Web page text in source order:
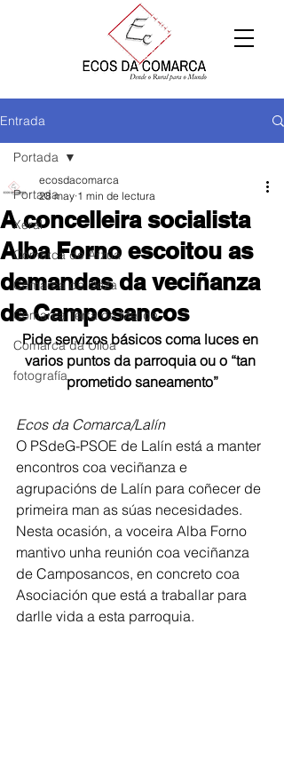
Entrada
Portada
Xeral
Comarca de Arzúa
Comarca de Deza
Comarca Terra de Melide
Comarca da Ulloa
fotografía
Portada
A concelleira socialista
Alba Forno escoitou as
demandas da veciñanza
de Camposancos
ecosdacomarca
28 may 1 min de lectura
Pide servizos básicos coma luces en
varios puntos da parroquia ou o “tan
prometido saneamento”
Ecos da Comarca/Lalín
O PSdeG-PSOE de Lalín está a manter
encontros coa veciñanza e
agrupacións de Lalín para coñecer de
primeira man as súas necesidades.
Nesta ocasión, a voceira Alba Forno
mantivo unha reunión coa veciñanza
de Camposancos, en concreto coa
Asociación que está a traballar para
darlle vida a esta parroquia.